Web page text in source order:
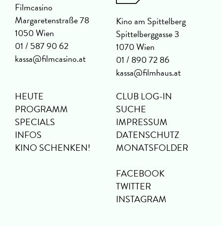
Filmcasino
Margaretenstraße 78
1050 Wien
01 / 587 90 62
kassa@filmcasino.at
Kino am Spittelberg
Spittelberggasse 3
1070 Wien
01 / 890 72 86
kassa@filmhaus.at
HEUTE
PROGRAMM
SPECIALS
INFOS
KINO SCHENKEN!
CLUB LOG-IN
SUCHE
IMPRESSUM
DATENSCHUTZ
MONATSFOLDER
FACEBOOK
TWITTER
INSTAGRAM